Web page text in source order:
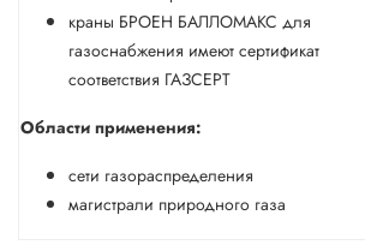
краны БРОЕН БАЛЛОМАКС для
газоснабжения имеют сертификат
соответствия ГАЗСЕРТ
Области применения:
сети газораспределения
магистрали природного газа